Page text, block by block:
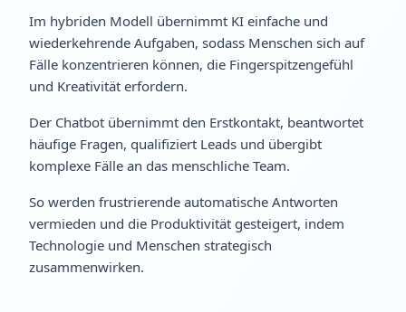
Im hybriden Modell übernimmt KI einfache und
wiederkehrende Aufgaben, sodass Menschen sich auf
Fälle konzentrieren können, die Fingerspitzengefühl
und Kreativität erfordern.
Der Chatbot übernimmt den Erstkontakt, beantwortet
häufige Fragen, qualifiziert Leads und übergibt
komplexe Fälle an das menschliche Team.
So werden frustrierende automatische Antworten
vermieden und die Produktivität gesteigert, indem
Technologie und Menschen strategisch
zusammenwirken.